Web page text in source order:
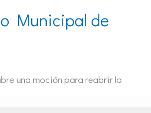
Municipal de
una moción para reabrir la